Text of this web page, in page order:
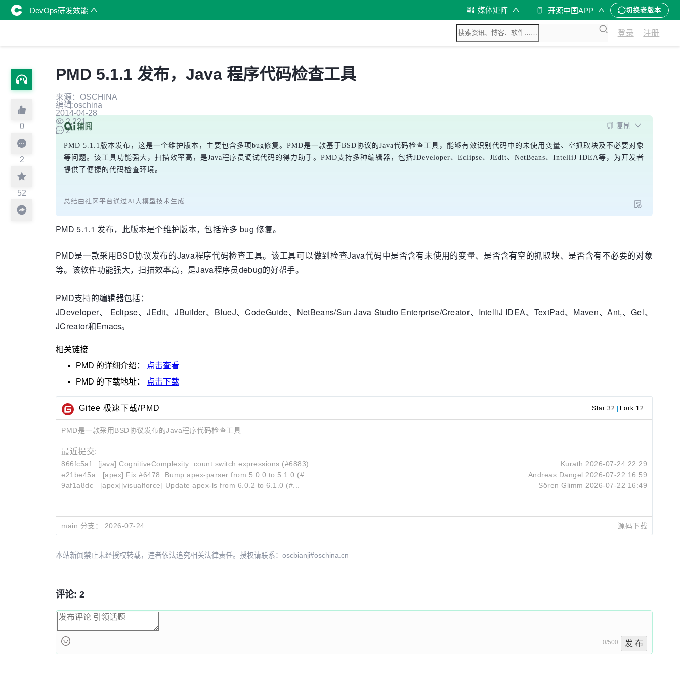
DevOps研发效能 媒体矩阵 开源中国APP 切换老版本
登录 注册
0
2
52
PMD 5.1.1 发布，Java 程序代码检查工具
来源：OSCHINA
编辑:oschina
2014-04-28
2,221
2
复制
PMD 5.1.1版本发布，这是一个维护版本，主要包含多项bug修复。PMD是一款基于BSD协议的Java代码检查工具，能够有效识别代码中的未使用变量、空抓取块及不必要对象
等问题。该工具功能强大，扫描效率高，是Java程序员调试代码的得力助手。PMD支持多种编辑器，包括JDeveloper、Eclipse、JEdit、NetBeans、IntelliJ IDEA等，为开发者
提供了便捷的代码检查环境。
总结由社区平台通过AI大模型技术生成
PMD 5.1.1 发布，此版本是个维护版本，包括许多 bug 修复。
PMD是一款采用BSD协议发布的Java程序代码检查工具。该工具可以做到检查Java代码中是否含有未使用的变量、是否含有空的抓取块、是否含有不必要的对象
等。该软件功能强大，扫描效率高，是Java程序员debug的好帮手。
PMD支持的编辑器包括：
JDeveloper、 Eclipse、JEdit、JBuilder、BlueJ、CodeGuide、NetBeans/Sun Java Studio Enterprise/Creator、IntelliJ IDEA、TextPad、Maven、Ant,、Gel、
JCreator和Emacs。
相关链接
PMD 的详细介绍：
点击查看
PMD 的下载地址： 点击下载
Gitee 极速下载/PMD Star 32 Fork 12
PMD是一款采用BSD协议发布的Java程序代码检查工具
最近提交:
866fc5af [java] CognitiveComplexity: count switch expressions (#6883) Kurath 2026-07-24 22:29
e21be45a
[apex] Fix #6478: Bump apex-parser from 5.0.0 to 5.1.0 (#... Andreas Dangel 2026-07-22 16:59
9af1a8dc
[apex][visualforce] Update apex-ls from 6.0.2 to 6.1.0 (#... Sören Glimm 2026-07-22 16:49
main 分支： 2026-07-24 源码下载
本站新闻禁止未经授权转载，违者依法追究相关法律责任。授权请联系：oscbianji#oschina.cn
评论: 2
0/500 发 布